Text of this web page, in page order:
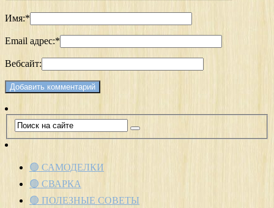
Имя:*
Email адрес:*
Вебсайт:
🟢 САМОДЕЛКИ
🟢 СВАРКА
🟢 ПОЛЕЗНЫЕ СОВЕТЫ